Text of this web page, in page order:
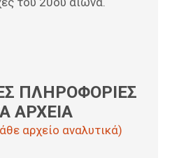
ΠΛΗΡΟΦΟΡΙΕΣ
ΑΡΧΕΙΑ
αρχείο αναλυτικά)